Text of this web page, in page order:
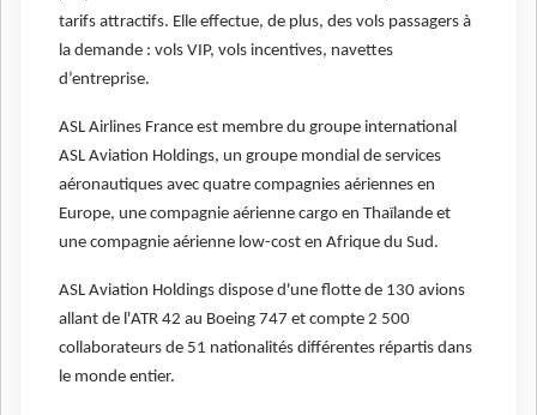
tarifs attractifs. Elle effectue, de plus, des vols passagers à
la demande : vols VIP, vols incentives, navettes
d’entreprise.
ASL Airlines France est membre du groupe international
ASL Aviation Holdings, un groupe mondial de services
aéronautiques avec quatre compagnies aériennes en
Europe, une compagnie aérienne cargo en Thaïlande et
une compagnie aérienne low-cost en Afrique du Sud.
ASL Aviation Holdings dispose d'une flotte de 130 avions
allant de l'ATR 42 au Boeing 747 et compte 2 500
collaborateurs de 51 nationalités différentes répartis dans
le monde entier.